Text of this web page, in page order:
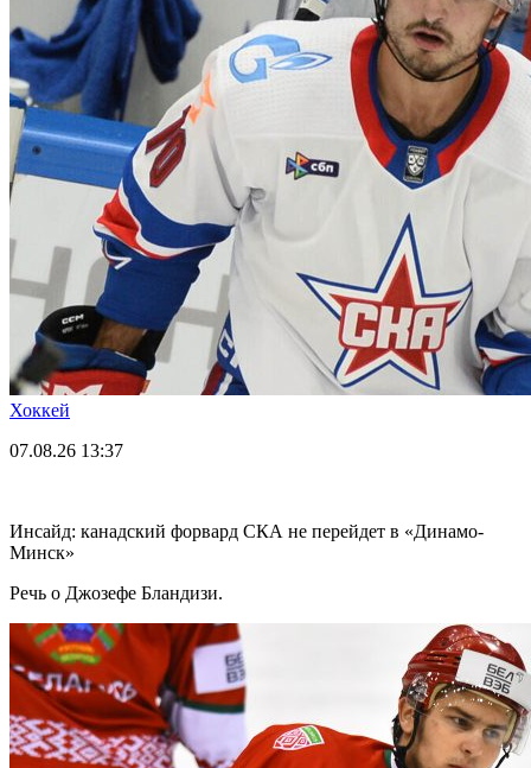
Хоккей
07.08.26 13:37
Инсайд: канадский форвард СКА не перейдет в «Динамо-
Минск»
Речь о Джозефе Бландизи.